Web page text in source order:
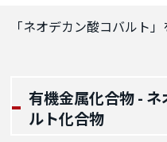
「ネオデカン酸コバルト」
有機金属化合物 -
ルト化合物